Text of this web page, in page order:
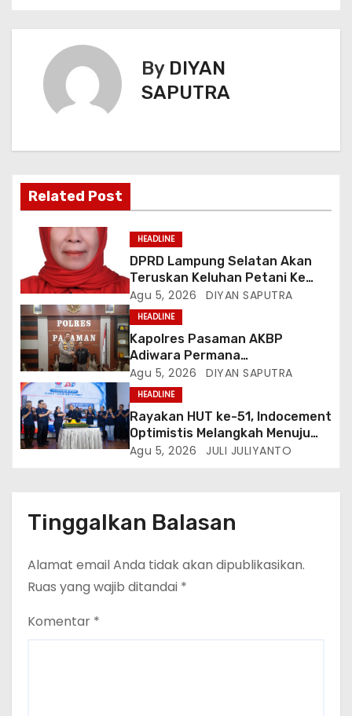
By DIYAN
SAPUTRA
Related Post
HEADLINE
DPRD Lampung Selatan Akan
Teruskan Keluhan Petani Ke
Dinas Terkait, Minta Audit
Penyaluran Pupuk Bersubsidi Di
Desa Budi Lestari
Agu 5, 2026 DIYAN SAPUTRA
HEADLINE
Kapolres Pasaman AKBP
Adiwara Permana
Anggawisastra S.I.K. Sambut
Kedatangan Kepala Cakrawala
Tv Sumatera Barat
Agu 5, 2026 DIYAN SAPUTRA
HEADLINE
Rayakan HUT ke-51, Indocement
Optimistis Melangkah Menuju
Masa Depan Lebih Hijau
Agu 5, 2026 JULI JULIYANTO
Tinggalkan Balasan
Alamat email Anda tidak akan dipublikasikan.
Ruas yang wajib ditandai *
Komentar *